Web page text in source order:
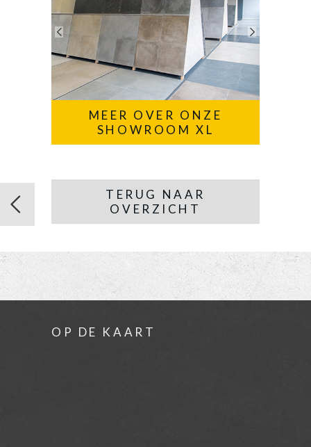
MEER OVER ONZE
SHOWROOM XL
TERUG NAAR
OVERZICHT
OP DE KAART